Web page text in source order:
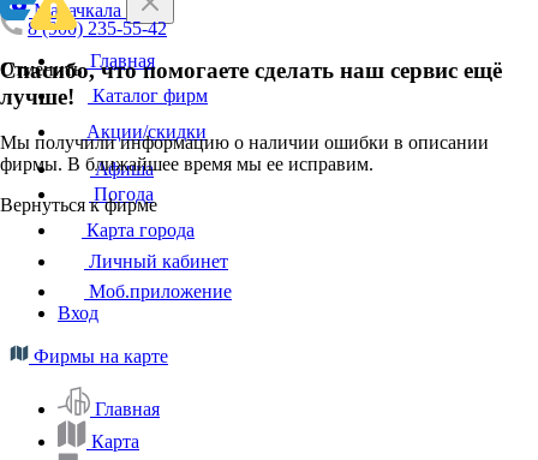
8 (900) 235-55-42
Отменить
Спасибо, что помогаете сделать наш сервис ещё
лучше!
Мы получили информацию о наличии ошибки в описании
фирмы. В ближайшее время мы ее исправим.
Вернуться к фирме
Махачкала
Главная
Каталог фирм
Акции/скидки
Афиша
Погода
Карта города
Личный кабинет
Моб.приложение
Вход
Фирмы на карте
Главная
Карта